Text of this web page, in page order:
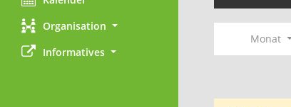
Organisation
Informatives
Monat